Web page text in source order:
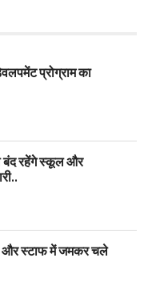
प्रोग्राम का
बंद रहेंगे स्कूल और
और स्टाफ में जमकर चले